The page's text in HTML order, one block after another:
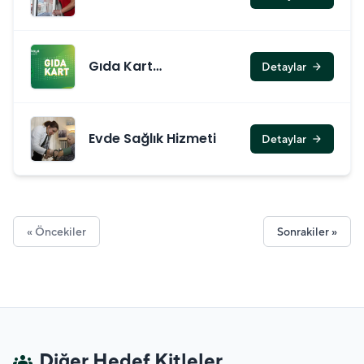
Gıda Kart
Detaylar arrow_forward
Evde Sağlık Hizmeti Detaylar arrow_forward
« Öncekiler Sonrakiler »
groups